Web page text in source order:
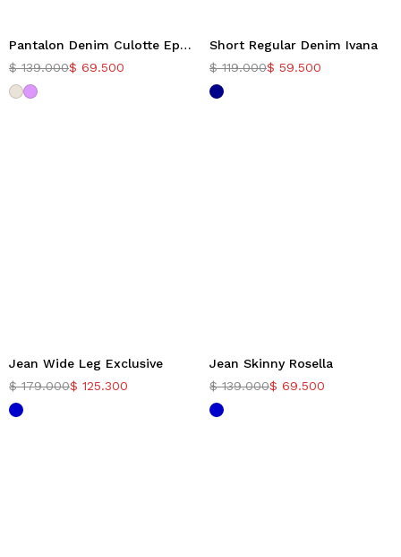
-50%
Pantalon Denim Culotte Epico
$139.000$ 69.500
-50%
Short Regular Denim Ivana
$119.000$ 59.500
-30%
Jean Wide Leg Exclusive
$179.000$ 125.300
-50%
Jean Skinny Rosella
$139.000$ 69.500